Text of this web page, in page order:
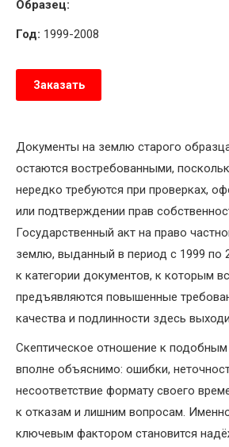
Образец:
Год: 1999-2008
Заказать
Документы на землю старого
остаются востребованными,
нередко требуются при проверках,
или подтверждении прав
Государственный акт на право
землю, выданный в период с 1999 по
к категории документов, к которым
предъявляются повышенные
качества и подлинности здесь
Скептическое отношение к
вполне объяснимо: ошибки,
несоответствие формату своего
к отказам и лишним вопросам.
ключевым фактором становится